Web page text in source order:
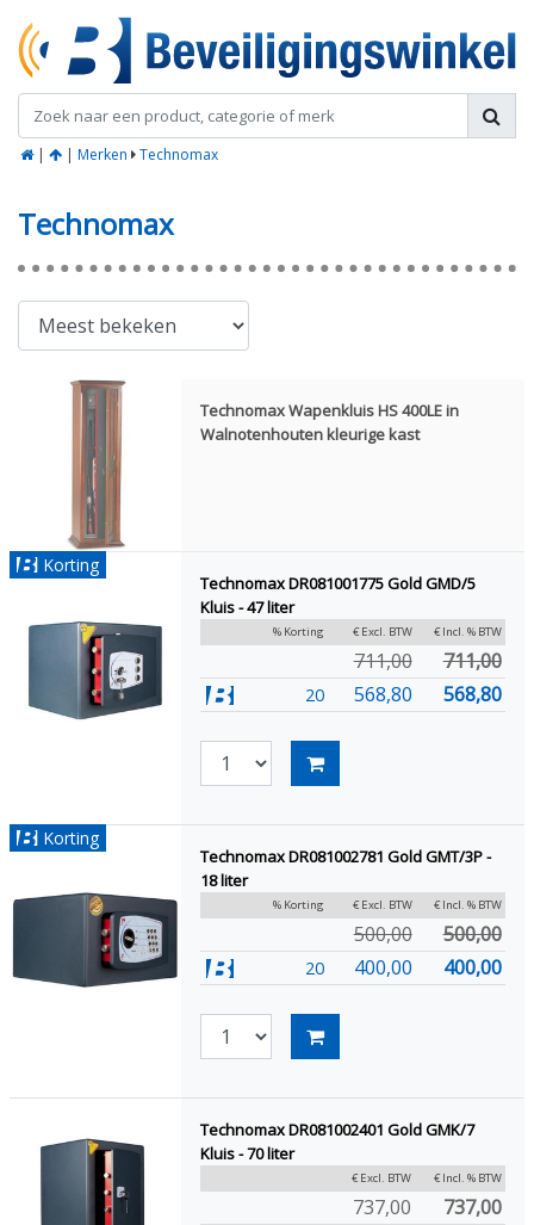
| | Merken Technomax
Technomax
Technomax Wapenkluis HS 400LE in
Walnotenhouten kleurige kast
Korting
Technomax DR081001775 Gold GMD/5
Kluis - 47 liter
% Korting € Excl. BTW € Incl. % BTW
711,00 711,00
20 568,80 568,80
Korting
Technomax DR081002781 Gold GMT/3P -
18 liter
% Korting € Excl. BTW € Incl. % BTW
500,00 500,00
20 400,00 400,00
Technomax DR081002401 Gold GMK/7
Kluis - 70 liter
€ Excl. BTW € Incl. % BTW
737,00 737,00